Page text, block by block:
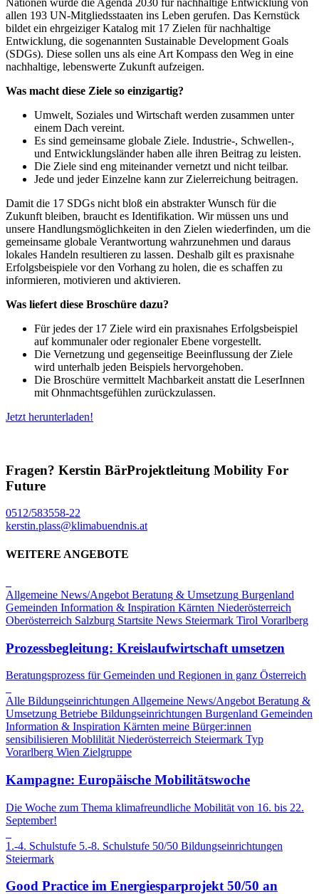
allen 193 UN-Mitgliedsstaaten ins Leben gerufen. Das Kernstück
bildet ein ehrgeiziger Katalog mit 17 Zielen für nachhaltige
Entwicklung, die sogenannten Sustainable Development Goals
(SDGs). Diese sollen uns als eine Art Kompass den Weg in eine
nachhaltige, lebenswerte Zukunft aufzeigen.
Was macht diese Ziele so einzigartig?
Umwelt, Soziales und Wirtschaft werden zusammen unter
einem Dach vereint.
Es sind gemeinsame globale Ziele. Industrie-, Schwellen-,
und Entwicklungsländer haben alle ihren Beitrag zu leisten.
Die Ziele sind eng miteinander vernetzt und nicht teilbar.
Jede und jeder Einzelne kann zur Zielerreichung beitragen.
Damit die 17 SDGs nicht bloß ein abstrakter Wunsch für die
Zukunft bleiben, braucht es Identifikation. Wir müssen uns und
unsere Handlungsmöglichkeiten in den Zielen wiederfinden, um die
gemeinsame globale Verantwortung wahrzunehmen und daraus
lokales Handeln resultieren zu lassen. Deshalb gilt es praxisnahe
Erfolgsbeispiele vor den Vorhang zu holen, die es schaffen zu
informieren, motivieren und aktivieren.
Was liefert diese Broschüre dazu?
Für jedes der 17 Ziele wird ein praxisnahes Erfolgsbeispiel
auf kommunaler oder regionaler Ebene vorgestellt.
Die Vernetzung und gegenseitige Beeinflussung der Ziele
wird unterhalb jeden Beispiels hervorgehoben.
Die Broschüre vermittelt Machbarkeit anstatt die LeserInnen
mit Ohnmachtsgefühlen zurückzulassen.
Jetzt herunterladen!
Fragen? Kerstin BärProjektleitung Mobility For
Future
0512/583558-22
kerstin.plass@klimabuendnis.at
WEITERE ANGEBOTE
Allgemeine News/Angebot Beratung & Umsetzung Burgenland
Gemeinden Information & Inspiration Kärnten Niederösterreich
Oberösterreich Salzburg Startsite News Steiermark Tirol Vorarlberg
Prozessbegleitung: Kreislaufwirtschaft umsetzen
Beratungsprozess für Gemeinden und Regionen in ganz Österreich
Alle Bildungseinrichtungen Allgemeine News/Angebot Beratung &
Umsetzung Betriebe Bildungseinrichtungen Burgenland Gemeinden
Information & Inspiration Kärnten meine Bürger:innen
sensibilisieren Moblilität Niederösterreich Steiermark Typ
Vorarlberg Wien Zielgruppe
Kampagne: Europäische Mobilitätswoche
Die Woche zum Thema klimafreundliche Mobilität von 16. bis 22.
September!
1.-4. Schulstufe 5.-8. Schulstufe 50/50 Bildungseinrichtungen
Steiermark
Good Practice im Energiesparprojekt 50/50 an